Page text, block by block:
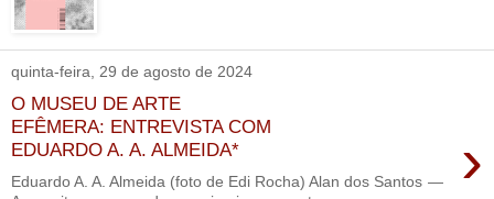
quinta-feira, 29 de agosto de 2024
O MUSEU DE ARTE
EFÊMERA: ENTREVISTA COM
EDUARDO A. A. ALMEIDA*
›
Eduardo A. A. Almeida (foto de Edi Rocha) Alan dos Santos —